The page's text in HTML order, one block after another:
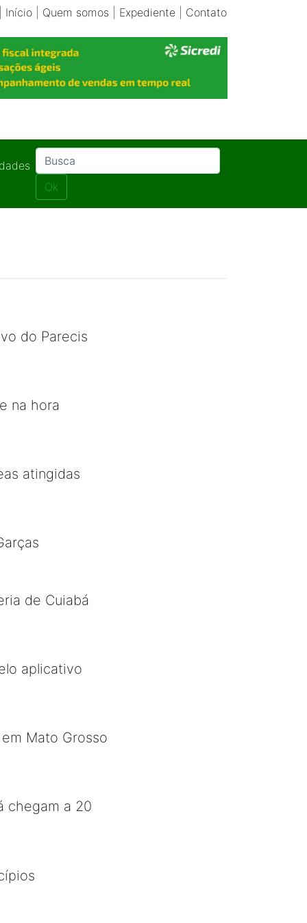
Início| Quem somos Expediente| Contato
Ok
do Parecis
na hora
atingidas
de Cuiabá
aplicativo
Mato Grosso
chegam a 20